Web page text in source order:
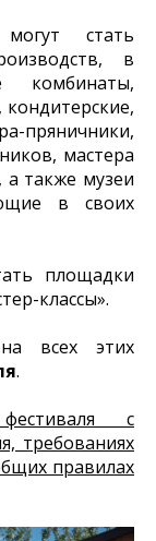
стать
в
комбинаты,
мастера
также музеи
в своих
площадки
классы».
всех этих
.
с
требованиях
правилах